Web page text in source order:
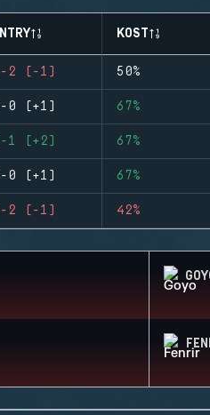
KOST
2 (-1) 50%
0 (+1) 67%
1 (+2) 67%
0 (+1) 67%
2 (-1) 42%